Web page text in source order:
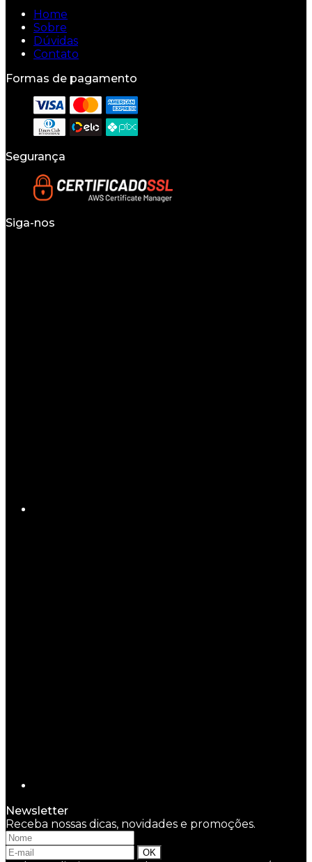
Home
Sobre
Dúvidas
Contato
Formas de pagamento
Segurança
Siga-nos
Newsletter
Receba nossas dicas, novidades e promoções.